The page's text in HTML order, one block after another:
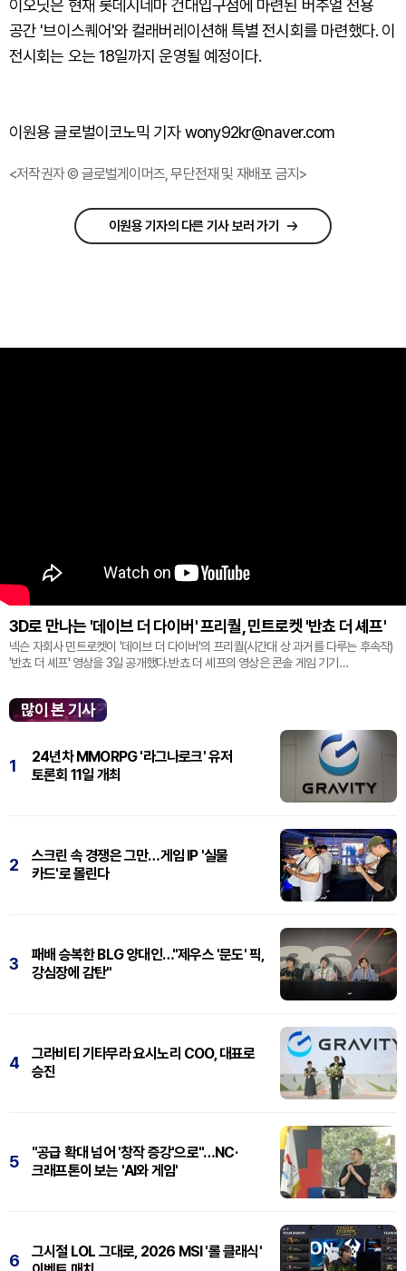
이오닛은 현재 롯데시네마 건대입구점에 마련된 버추얼 전용
공간 '브이스퀘어'와 컬래버레이션해 특별 전시회를 마련했다. 이
전시회는 오는 18일까지 운영될 예정이다.
이원용 글로벌이코노믹 기자 wony92kr@naver.com
<저작권자 © 글로벌게이머즈, 무단전재 및 재배포 금지>
이원용 기자의 다른 기사 보러 가기
3D로 만나는 '데이브 더 다이버' 프리퀄, 민트로켓 '반쵸 더 셰프'
넥슨 자회사 민트로켓이 '데이브 더 다이버'의 프리퀄(시간대 상 과거를 다루는 후속작)
'반쵸 더 셰프' 영상을 3일 공개했다.반쵸 더 셰프의 영상은 콘솔 게임 기기
많이 본 기사
1
24년차 MMORPG '라그나로크' 유저
토론회 11일 개최
2
스크린 속 경쟁은 그만…게임 IP '실물
카드'로 몰린다
3
패배 승복한 BLG 양대인…"제우스 '문도' 픽,
강심장에 감탄"
4
그라비티 기타무라 요시노리 COO, 대표로
승진
5
"공급 확대 넘어 '창작 증강'으로"…NC·
크래프톤이 보는 'AI와 게임'
6
그시절 LOL 그대로, 2026 MSI '롤 클래식'